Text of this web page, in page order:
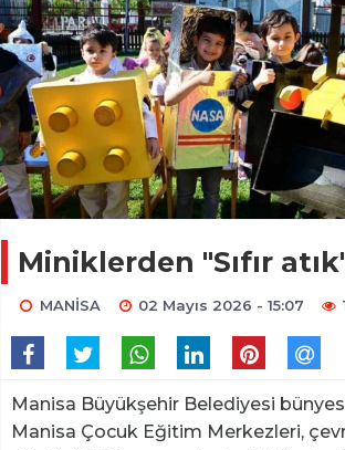
Miniklerden "Sıfır
MANİSA 02 Mayıs 2026 - 15:07
Manisa Büyükşehir Belediyesi
Manisa Çocuk Eğitim Merkezleri,